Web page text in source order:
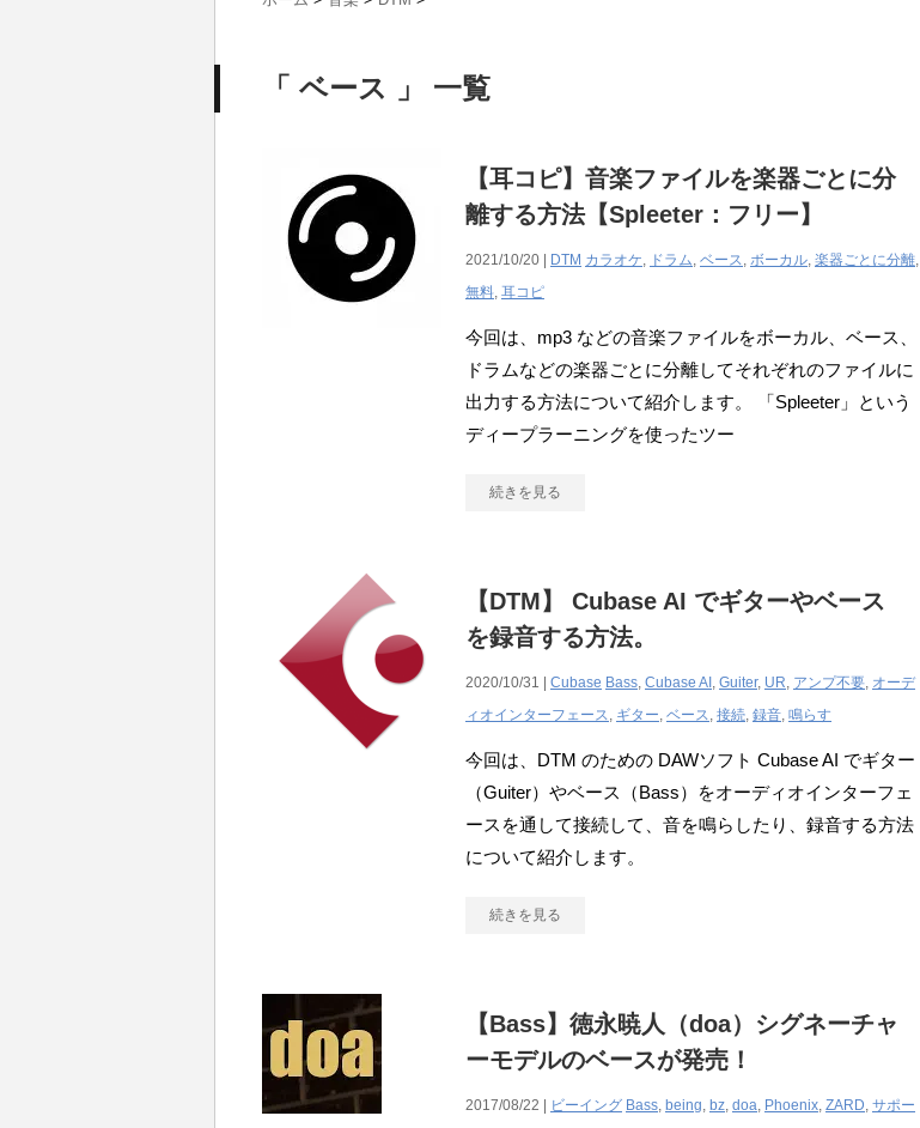
「 ベース 」 一覧
【耳コピ】音楽ファイルを楽器ごとに分
離する方法【Spleeter：フリー】
2021/10/20 | DTM カラオケ, ドラム, ベース, ボーカル, 楽器ごとに分離,
無料, 耳コピ
今回は、mp3 などの音楽ファイルをボーカル、ベース、
ドラムなどの楽器ごとに分離してそれぞれのファイルに
出力する方法について紹介します。 「Spleeter」という
ディープラーニングを使ったツー
続きを見る
【DTM】 Cubase AI でギターやベース
を録音する方法。
2020/10/31 | Cubase Bass, Cubase AI , Guiter, UR, アンプ不要, オーデ
ィオインターフェース, ギター, ベース, 接続, 録音, 鳴らす
今回は、DTM のための DAWソフト Cubase AI でギター
（Guiter）やベース（Bass）をオーディオインターフェ
ースを通して接続して、音を鳴らしたり、録音する方法
について紹介します。
続きを見る
【Bass】徳永暁人（doa）シグネーチャ
ーモデルのベースが発売！
2017/08/22 | ビーイング Bass, being, bz, doa, Phoenix, ZARD, サポー